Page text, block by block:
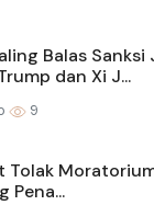
Balas Sanksi
dan Xi J...
9
Tolak
Pena...